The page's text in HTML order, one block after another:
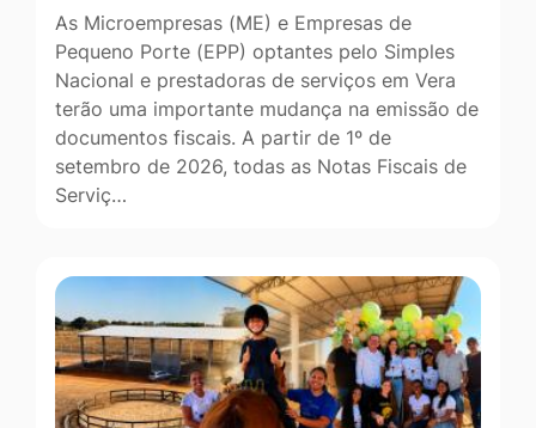
As Microempresas (ME) e Empresas de
Pequeno Porte (EPP) optantes pelo Simples
Nacional e prestadoras de serviços em Vera
terão uma importante mudança na emissão de
documentos fiscais. A partir de 1º de
setembro de 2026, todas as Notas Fiscais de
Serviç…